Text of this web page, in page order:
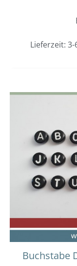
Lieferzeit:
Buchstabe